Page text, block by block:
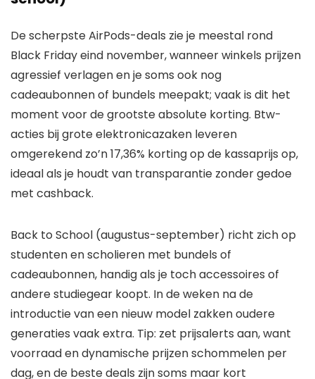
De scherpste AirPods-deals zie je meestal rond
Black Friday eind november, wanneer winkels prijzen
agressief verlagen en je soms ook nog
cadeaubonnen of bundels meepakt; vaak is dit het
moment voor de grootste absolute korting. Btw-
acties bij grote elektronicazaken leveren
omgerekend zo’n 17,36% korting op de kassaprijs op,
ideaal als je houdt van transparantie zonder gedoe
met cashback.
Back to School (augustus-september) richt zich op
studenten en scholieren met bundels of
cadeaubonnen, handig als je toch accessoires of
andere studiegear koopt. In de weken na de
introductie van een nieuw model zakken oudere
generaties vaak extra. Tip: zet prijsalerts aan, want
voorraad en dynamische prijzen schommelen per
dag, en de beste deals zijn soms maar kort